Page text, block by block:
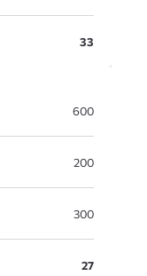
33
600
200
300
27